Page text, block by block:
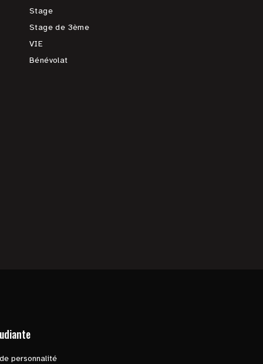
Stage
Stage de 3ème
VIE
Bénévolat
personnalité